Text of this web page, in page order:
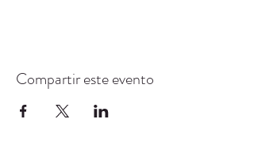
Compartir este evento